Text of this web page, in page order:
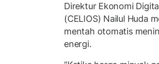
Direktur Ekonomi
(CELIOS) Nailul Huda
mentah otomatis
energi.